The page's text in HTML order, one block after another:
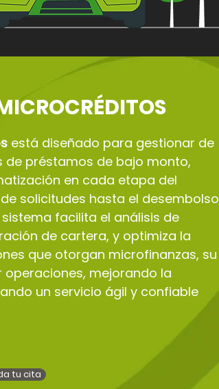
está diseñado para gestionar de
préstamos de bajo monto,
en cada etapa del
solicitudes hasta el desembolso
facilita el análisis de
de cartera, y optimiza la
que otorgan microfinanzas, su
mejorando la
un servicio ágil y confiable
tu cita